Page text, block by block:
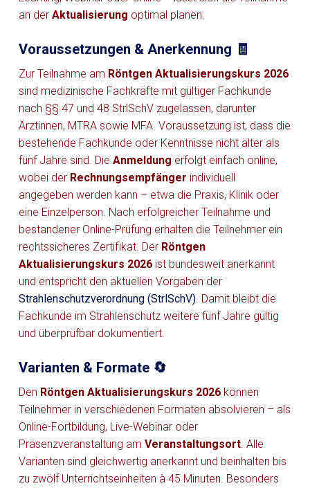
an der Aktualisierung optimal planen.
Voraussetzungen & Anerkennung 🧾
Zur Teilnahme am Röntgen Aktualisierungskurs 2026
sind medizinische Fachkräfte mit gültiger Fachkunde
nach §§ 47 und 48 StrlSchV zugelassen, darunter
Ärztinnen, MTRA sowie MFA. Voraussetzung ist, dass die
bestehende Fachkunde oder Kenntnisse nicht älter als
fünf Jahre sind. Die Anmeldung erfolgt einfach online,
wobei der Rechnungsempfänger individuell
angegeben werden kann – etwa die Praxis, Klinik oder
eine Einzelperson. Nach erfolgreicher Teilnahme und
bestandener Online-Prüfung erhalten die Teilnehmer ein
rechtssicheres Zertifikat. Der Röntgen
Aktualisierungskurs 2026 ist bundesweit anerkannt
und entspricht den aktuellen Vorgaben der
Strahlenschutzverordnung (StrlSchV) . Damit bleibt die
Fachkunde im Strahlenschutz weitere fünf Jahre gültig
und überprüfbar dokumentiert.
Varianten & Formate 🔄
Den Röntgen Aktualisierungskurs 2026 können
Teilnehmer in verschiedenen Formaten absolvieren – als
Online-Fortbildung, Live-Webinar oder
Präsenzveranstaltung am Veranstaltungsort . Alle
Varianten sind gleichwertig anerkannt und beinhalten bis
zu zwölf Unterrichtseinheiten à 45 Minuten. Besonders